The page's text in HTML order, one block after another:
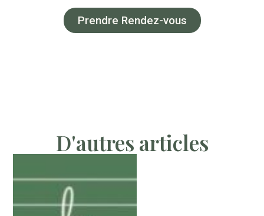
Prendre Rendez-vous
D'autres articles